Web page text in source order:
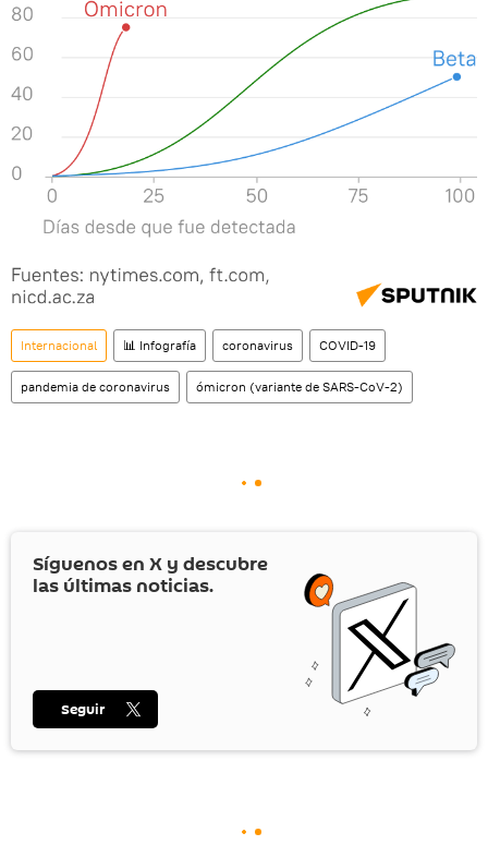
Internacional 📊 Infografía coronavirus COVID-19
pandemia de coronavirus ómicron (variante de SARS-CoV-2)
Síguenos en X y descubre
las últimas noticias.
Seguir